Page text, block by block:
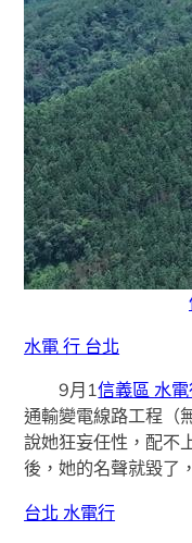
水電 行 台北
9月1信義區 水
通輸變電線路工程（
說她狂妄任性，配不
後，她的名聲就毀了
台北 水電行